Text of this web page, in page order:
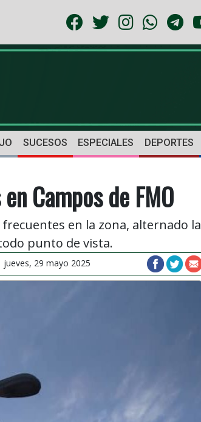
SUCESOS ESPECIALES DEPORTES
Campos de FMO
en la zona, alternado la
punto de vista.
jueves, 29 mayo 2025